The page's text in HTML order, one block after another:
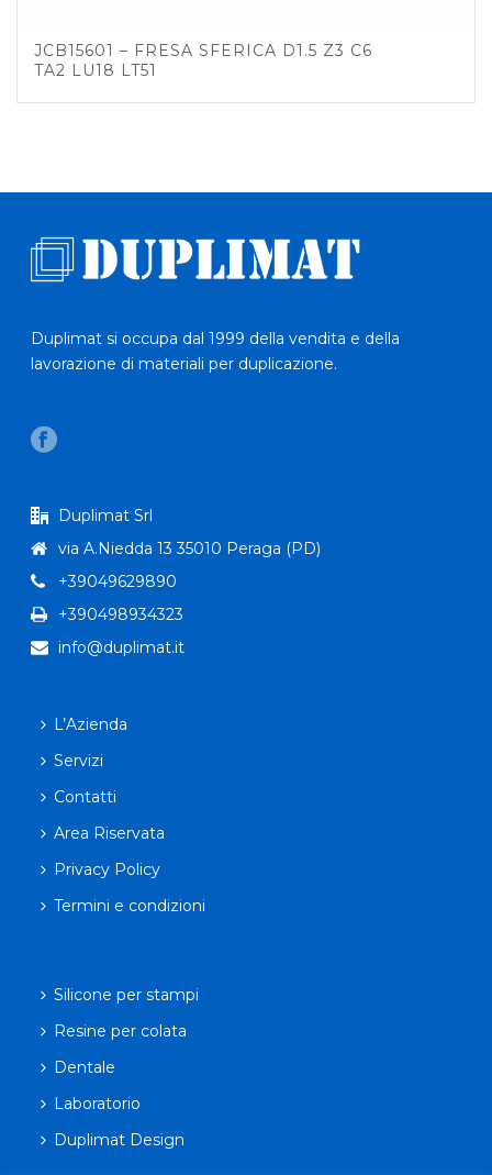
JCB15601 – FRESA SFERICA D1.5 Z3 C6
TA2 LU18 LT51
Duplimat si occupa dal 1999 della vendita e della
lavorazione di materiali per duplicazione.
Duplimat Srl
via A.Niedda 13 35010 Peraga (PD)
+39049629890
+390498934323
info@duplimat.it
L’Azienda
Servizi
Contatti
Area Riservata
Privacy Policy
Termini e condizioni
Silicone per stampi
Resine per colata
Dentale
Laboratorio
Duplimat Design